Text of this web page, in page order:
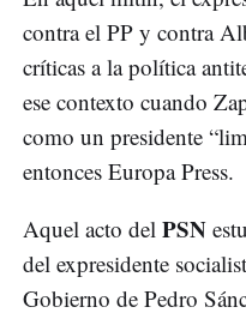
contra el PP y contra
críticas a la política
ese contexto cuando
como un presidente
entonces Europa Press.
Aquel acto del PSN
del expresidente
Gobierno de Pedro